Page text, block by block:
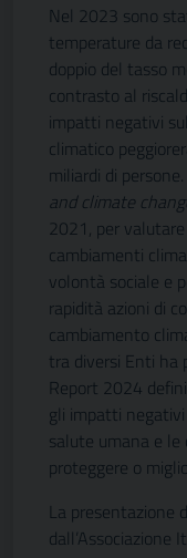
Nel 2023 sono
temperature da
doppio del tasso
contrasto al
impatti negativi
climatico
miliardi di persone.
and climate
2021, per
cambiamenti
volontà sociale e
rapidità azioni di
cambiamento
tra diversi Enti ha
Report 2024
gli impatti
salute umana e
proteggere o
La presentazione
dall’Associazione